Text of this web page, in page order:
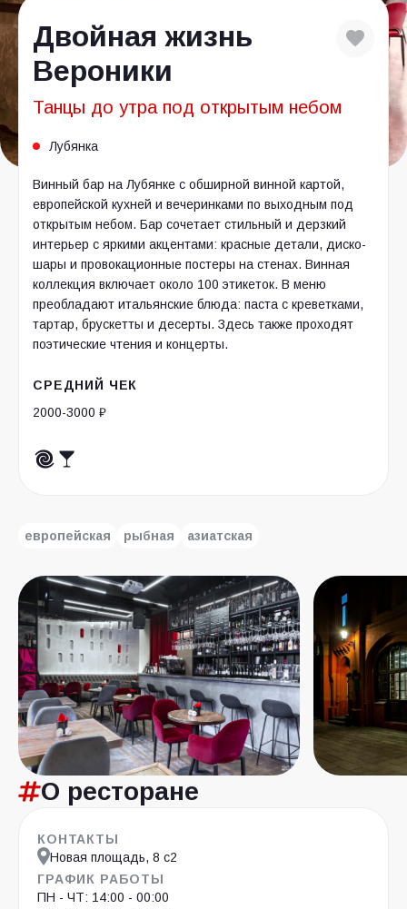
Двойная жизнь
Вероники
Танцы до утра под открытым небом
Лубянка
Винный бар на Лубянке с обширной винной картой,
европейской кухней и вечеринками по выходным под
открытым небом. Бар сочетает стильный и дерзкий
интерьер с яркими акцентами: красные детали, диско-
шары и провокационные постеры на стенах. Винная
коллекция включает около 100 этикеток. В меню
преобладают итальянские блюда: паста с креветками,
тартар, брускетты и десерты. Здесь также проходят
поэтические чтения и концерты.
СРЕДНИЙ ЧЕК
2000-3000 ₽
европейская рыбная азиатская
О ресторане
КОНТАКТЫ
Новая площадь, 8 с2
ГРАФИК РАБОТЫ
ПН - ЧТ: 14:00 - 00:00